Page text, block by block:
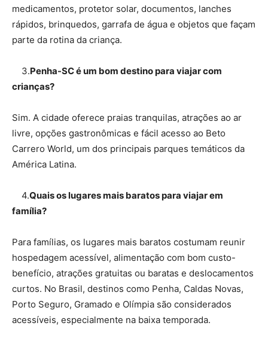
medicamentos, protetor solar, documentos, lanches
rápidos, brinquedos, garrafa de água e objetos que façam
parte da rotina da criança.
3.Penha-SC é um bom destino para viajar com
crianças?
Sim. A cidade oferece praias tranquilas, atrações ao ar
livre, opções gastronômicas e fácil acesso ao Beto
Carrero World, um dos principais parques temáticos da
América Latina.
4.Quais os lugares mais baratos para viajar em
família?
Para famílias, os lugares mais baratos costumam reunir
hospedagem acessível, alimentação com bom custo-
benefício, atrações gratuitas ou baratas e deslocamentos
curtos. No Brasil, destinos como Penha, Caldas Novas,
Porto Seguro, Gramado e Olímpia são considerados
acessíveis, especialmente na baixa temporada.